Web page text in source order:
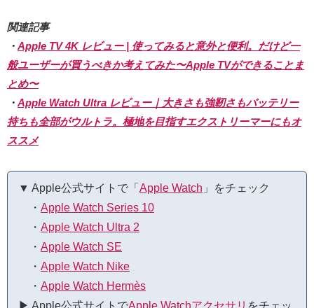
関連記事
・ Apple TV 4K レビュー | 使ってみると意外と便利。だけど一
般ユーザーが買うべきか考えてみた〜Apple TVができることま
とめ〜
・ Apple Watch Ultra レビュー｜大きさも強靭さもバッテリー
持ちも全部がウルトラ。極地を目指すエクストリーマーにもオ
ススメ
▼ Apple公式サイトで「 Apple Watch 」をチェック
・ Apple Watch Series 10
・ Apple Watch Ultra 2
・ Apple Watch SE
・ Apple Watch Nike
・ Apple Watch Hermès
▶︎ Apple公式サイトでApple Watchアクセサリ をチェッ